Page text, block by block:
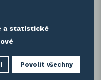
Delivery
Information
a statistické
Povolit všechny